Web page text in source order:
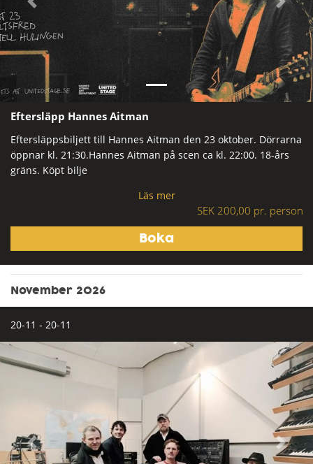
Previous Next
Eftersläpp Hannes Aitman
Eftersläppsbiljett till Hannes Aitman den 23 oktober. Dörrarna
öppnar kl. 21:30.Hannes Aitman på scen ca kl. 22:00. 18-års
gräns. Köpt bilje
Läs mer
SEK 200,00 pr. person
November 2026
20-11 - 20-11
Previous Next